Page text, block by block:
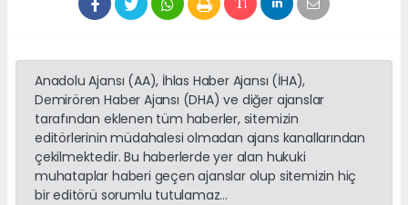
Anadolu Ajansı (AA), İhlas Haber Ajansı (İHA),
Demirören Haber Ajansı (DHA) ve diğer ajanslar
tarafından eklenen tüm haberler, sitemizin
editörlerinin müdahalesi olmadan ajans kanallarından
çekilmektedir. Bu haberlerde yer alan hukuki
muhataplar haberi geçen ajanslar olup sitemizin hiç
bir editörü sorumlu tutulamaz...